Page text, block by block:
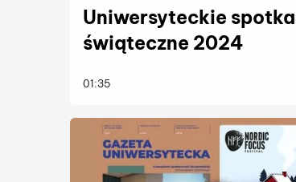
Uniwersyteckie
świąteczne 2024
więcej
01:35